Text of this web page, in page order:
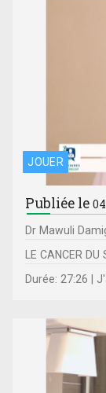
JOUER
Publiée le
Dr Mawuli
LE CANCER DU
Durée: 27:26 |